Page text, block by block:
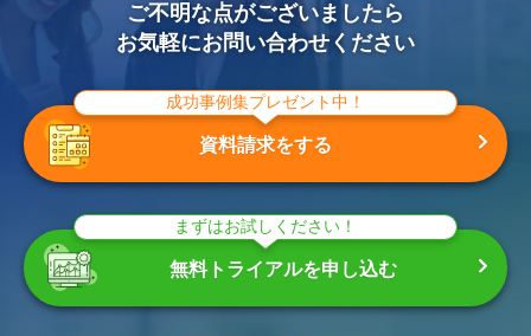
ご不明な点がございましたら
お気軽にお問い合わせください
成功事例集プレゼント中！
資料請求をする
まずはお試しください！
無料トライアルを申し込む